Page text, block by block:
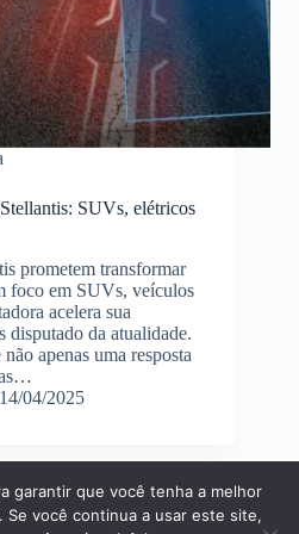
SUVs, elétricos
prometem transformar
foco em SUVs, veículos
acelera sua
disputado da atualidade.
apenas uma resposta
14/04/2025
Dicas
Aplicativos
garantir que você tenha a melhor
Se você continua a usar este site,